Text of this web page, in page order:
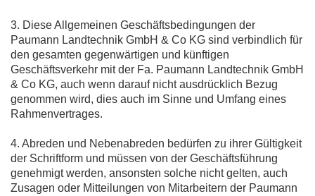
3. Diese Allgemeinen Geschäftsbedingungen der
Paumann Landtechnik GmbH & Co KG sind verbindlich für
den gesamten gegenwärtigen und künftigen
Geschäftsverkehr mit der Fa. Paumann Landtechnik GmbH
& Co KG, auch wenn darauf nicht ausdrücklich Bezug
genommen wird, dies auch im Sinne und Umfang eines
Rahmenvertrages.
4. Abreden und Nebenabreden bedürfen zu ihrer Gültigkeit
der Schriftform und müssen von der Geschäftsführung
genehmigt werden, ansonsten solche nicht gelten, auch
Zusagen oder Mitteilungen von Mitarbeitern der Paumann